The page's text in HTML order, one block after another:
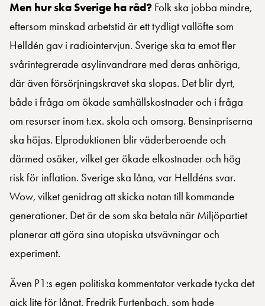
Men hur ska Sverige ha råd? Folk ska jobba mindre,
eftersom minskad arbetstid är ett tydligt vallöfte som
Helldén gav i radiointervjun. Sverige ska ta emot fler
svårintegrerade asylinvandrare med deras anhöriga,
där även försörjningskravet ska slopas. Det blir dyrt,
både i fråga om ökade samhällskostnader och i fråga
om resurser inom t.ex. skola och omsorg. Bensinpriserna
ska höjas. Elproduktionen blir väderberoende och
därmed osäker, vilket ger ökade elkostnader och hög
risk för inflation. Sverige ska låna, var Helldéns svar.
Wow, vilket genidrag att skicka notan till kommande
generationer. Det är de som ska betala när Miljöpartiet
planerar att göra sina utopiska utsvävningar och
experiment.
Även P1:s egen politiska kommentator verkade tycka det
gick lite för långt. Fredrik Furtenbach, som hade